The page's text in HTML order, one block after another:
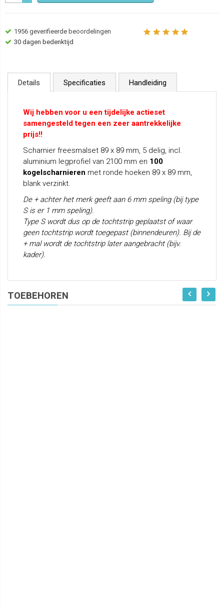
1956 geverifieerde beoordelingen
30 dagen bedenktijd
Details Specificaties Handleiding
Wij hebben voor u een tijdelijke actieset
samengesteld tegen een zeer aantrekkelijke
prijs!!
Scharnier freesmalset 89 x 89 mm, 5 delig, incl.
aluminium legprofiel van 2100 mm en 100
kogelscharnieren met ronde hoeken 89 x 89 mm,
blank verzinkt.
De + achter het merk geeft aan 6 mm speling (bij type
S is er 1 mm speling).
Type S wordt dus op de tochtstrip geplaatst of waar
geen tochtstrip wordt toegepast (binnendeuren). Bij de
+ mal wordt de tochtstrip later aangebracht (bijv.
kader).
TOEBEHOREN